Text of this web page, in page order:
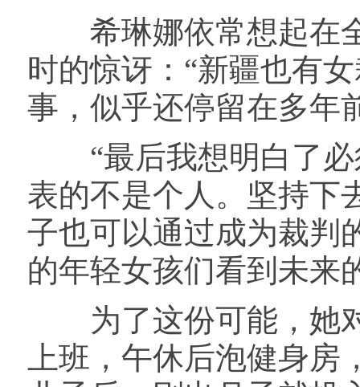
希琳娜依常想起在全
时的惊讶：“新疆也有
事，似乎还停留在多年
“最后我想明白了必
表的不是个人。坚持
子也可以通过成为裁判
的年轻女孩们看到未来
为了这份可能，她对
上班，午休后泡健身